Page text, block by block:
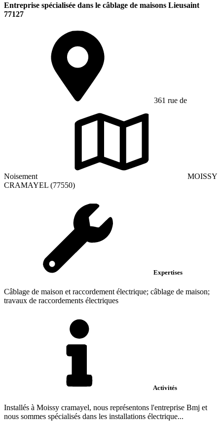
Entreprise spécialisée dans le câblage de maisons Lieusaint
77127
361 rue de
Noisement
MOISSY
CRAMAYEL (77550)
Expertises
Câblage de maison et raccordement électrique; câblage de maison;
travaux de raccordements électriques
Activités
Installés à Moissy cramayel, nous représentons l'entreprise Bmj et
nous sommes spécialisés dans les installations électrique...